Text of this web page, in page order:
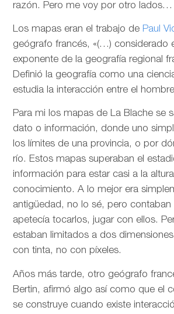
razón. Pero me voy por otro lados…
Los mapas eran el trabajo de Paul
geógrafo francés, «(…) considerado
exponente de la geografía regional
Definió la geografía como una
estudia la interacción entre el
Para mi los mapas de La Blache se
dato o información, donde uno
los límites de una provincia, o por
río. Estos mapas superaban el
información para estar casi a la
conocimiento. A lo mejor era
antigüedad, no lo sé, pero contaban
apetecía tocarlos, jugar con ellos.
estaban limitados a dos
con tinta, no con píxeles.
Años más tarde, otro geógrafo
Bertin, afirmó algo así como que el
se construye cuando existe